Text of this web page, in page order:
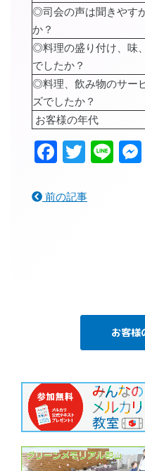
◎司会の声は聞きやす
か？
◎料理の盛り付け、味
でしたか？
◎料理、飲み物のサー
ズでしたか？
お客様の年代
前の記事
お客様